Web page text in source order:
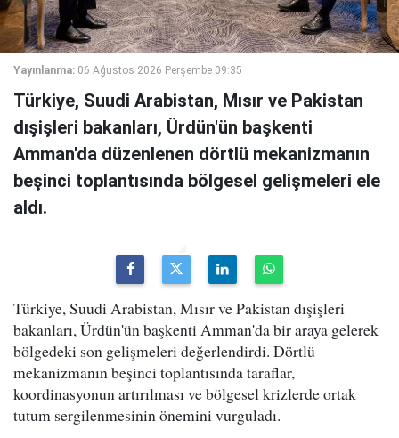
Yayınlanma: 06 Ağustos 2026 Perşembe 09:35
Türkiye, Suudi Arabistan, Mısır ve Pakistan
dışişleri bakanları, Ürdün'ün başkenti
Amman'da düzenlenen dörtlü mekanizmanın
beşinci toplantısında bölgesel gelişmeleri ele
aldı.
Türkiye, Suudi Arabistan, Mısır ve Pakistan dışişleri
bakanları, Ürdün'ün başkenti Amman'da bir araya gelerek
bölgedeki son gelişmeleri değerlendirdi. Dörtlü
mekanizmanın beşinci toplantısında taraflar,
koordinasyonun artırılması ve bölgesel krizlerde ortak
tutum sergilenmesinin önemini vurguladı.